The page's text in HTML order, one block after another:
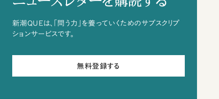
新潮QUEは、「問う力」を養っていくためのサブスクリプ
ションサービスです。
無料登録する